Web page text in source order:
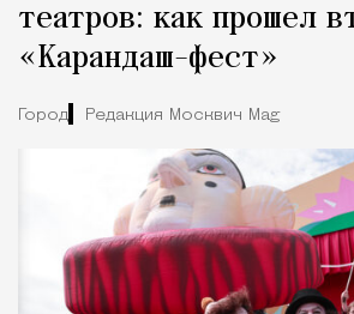
театров: как прошел
«Карандаш-фест»
Город Редакция Москвич Mag